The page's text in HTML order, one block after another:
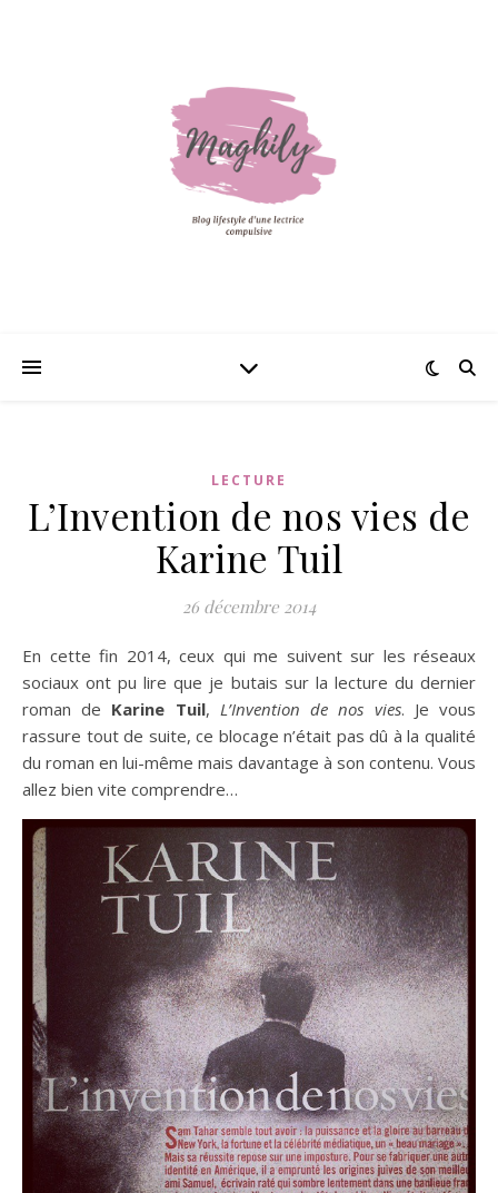
LECTURE
L’Invention de nos vies de
Karine Tuil
26 décembre 2014
En cette fin 2014, ceux qui me suivent sur les réseaux
sociaux ont pu lire que je butais sur la lecture du dernier
roman de Karine Tuil, L’Invention de nos vies. Je vous
rassure tout de suite, ce blocage n’était pas dû à la qualité
du roman en lui-même mais davantage à son contenu. Vous
allez bien vite comprendre…